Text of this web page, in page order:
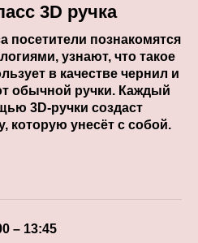
3D ручка
посетители познакомятся
узнают, что такое
в качестве чернил и
обычной ручки. Каждый
3D-ручки создаст
которую унесёт с собой.
– 13:45